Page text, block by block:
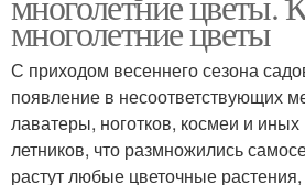
многолетние цветы
С приходом весеннего сезона
появление в несоответствующих
лаватеры, ноготков, космеи и
летников, что размножились
растут любые цветочные растения,